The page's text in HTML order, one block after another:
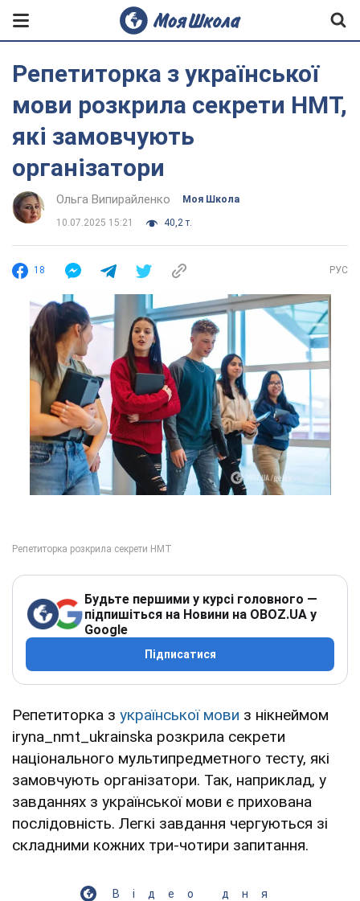
Репетиторка з української
мови розкрила секрети НМТ,
які замовчують
організатори
Ольга Випирайленко Моя Школа
10.07.2025 15:21 40,2 т.
18 РУС
Будьте першими у курсі головного —
підпишіться на Новини на OBOZ.UA у
Google
Підписатися
Репетиторка з української мови з нікнеймом
iryna_nmt_ukrainska розкрила секрети
національного мультипредметного тесту, які
замовчують організатори. Так, наприклад, у
завданнях з української мови є прихована
послідовність. Легкі завдання чергуються зі
складними кожних три-чотири запитання.
Відео дня